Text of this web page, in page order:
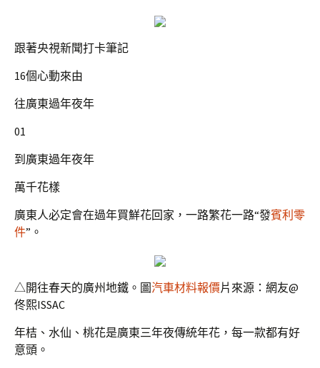
跟著央視新聞打卡筆記
16個心動來由
往廣東過年夜年
01
到廣東過年夜年
萬千花樣
廣東人必定會在過年買鮮花回家，一路繁花一路“發賓利零
件”。
△開往春天的廣州地鐵。圖汽車材料報價片來源：網友@
佟熙ISSAC
年桔、水仙、桃花是廣東三年夜傳統年花，每一款都有好
意頭。